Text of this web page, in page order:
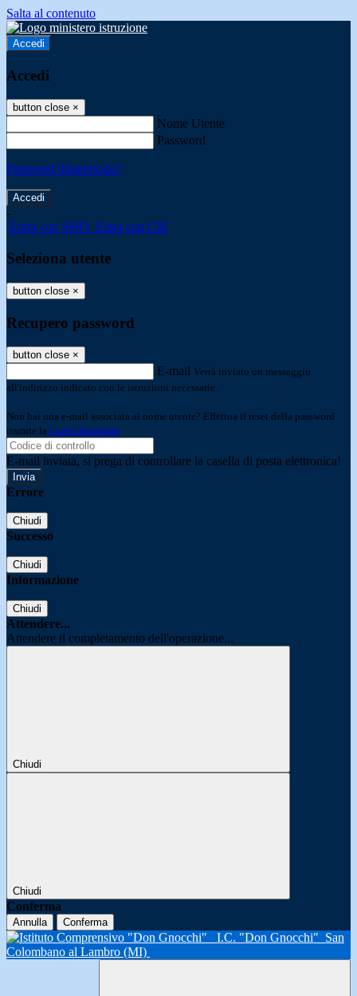
Salta al contenuto
Accedi
Accedi
button close ×
Nome Utente
Password
Password dimenticata?
-
Entra con SPID Entra con CIE
Seleziona utente
button close ×
Recupero password
button close ×
E-mail Verrà inviato un messaggio
all'indirizzo indicato con le istruzioni necessarie.
Non hai una e-mail associata al nome utente? Effettua il reset della password
tramite la Login Spaggiari
E-mail inviata, si prega di controllare la casella di posta elettronica!
Errore
Chiudi
Successo
Chiudi
Informazione
Chiudi
Attendere...
Attendere il completamento dell'operazione...
Chiudi
Chiudi
Conferma
Annulla Conferma
I.C. "Don Gnocchi" San
Colombano al Lambro (MI)